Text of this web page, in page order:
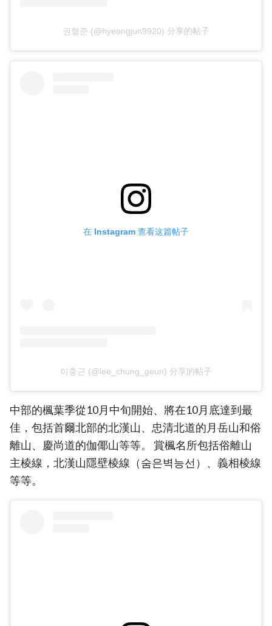
권형준 (@hyeongjun9920) 分享的帖子
在 Instagram 查看这篇帖子
이충근 (@lee_chung_geun) 分享的帖子
中部的楓葉季從10月中旬開始、將在10月底達到最
佳，包括首爾北部的北漢山、忠清北道的月岳山和俗
離山、慶尚道的伽倻山等等。 賞楓名所包括俗離山
主棱線，北漢山隱壁棱線（숨은벽능선）、義相棱線
等等。